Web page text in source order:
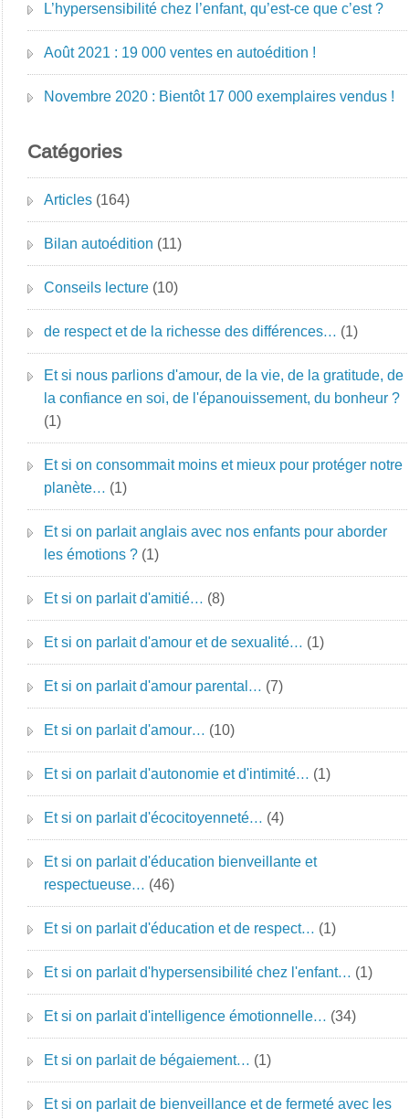
L’hypersensibilité chez l’enfant, qu’est-ce que c’est ?
Août 2021 : 19 000 ventes en autoédition !
Novembre 2020 : Bientôt 17 000 exemplaires vendus !
Catégories
Articles (164)
Bilan autoédition (11)
Conseils lecture (10)
de respect et de la richesse des différences… (1)
Et si nous parlions d'amour, de la vie, de la gratitude, de
la confiance en soi, de l'épanouissement, du bonheur ?
(1)
Et si on consommait moins et mieux pour protéger notre
planète… (1)
Et si on parlait anglais avec nos enfants pour aborder
les émotions ? (1)
Et si on parlait d'amitié… (8)
Et si on parlait d'amour et de sexualité… (1)
Et si on parlait d'amour parental… (7)
Et si on parlait d'amour… (10)
Et si on parlait d'autonomie et d'intimité… (1)
Et si on parlait d'écocitoyenneté… (4)
Et si on parlait d'éducation bienveillante et
respectueuse… (46)
Et si on parlait d'éducation et de respect… (1)
Et si on parlait d'hypersensibilité chez l'enfant… (1)
Et si on parlait d'intelligence émotionnelle… (34)
Et si on parlait de bégaiement… (1)
Et si on parlait de bienveillance et de fermeté avec les